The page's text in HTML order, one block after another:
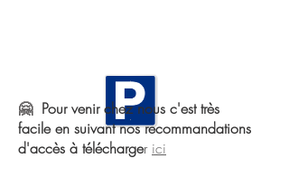
🤗 Pour venircheznous c'est très
facileen suivant nos recommandations
d'accès à télécharger ici